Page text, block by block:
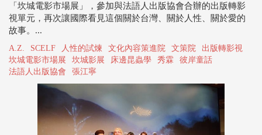
「坎城電影市場展」，參加與法語人出版協會合辦的出版轉影
視單元，再次讓國際看見這個關於台灣、關於人性、關於愛的
故事。...
A.Z. SCELF 人性的試煉 文化內容策進院 文策院
出版轉影視
坎城電影市場展
坎城影展 床邊昆蟲學 秀霖
彼岸童話
法語人出版協會
張江寧